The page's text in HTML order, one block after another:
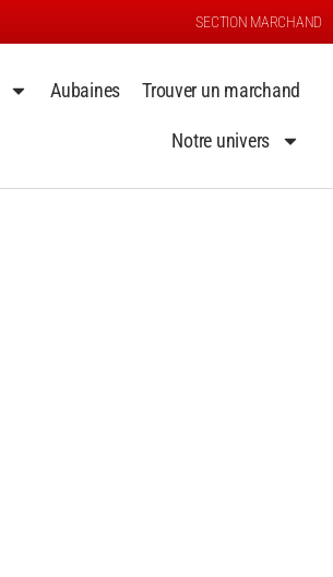
SECTION MARCHAND
Aubaines Trouver un marchand
Notre univers